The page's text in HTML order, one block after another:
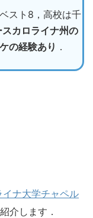
スト8，高校は千
カロライナ州の
の経験あり ．
ナ大学チャペル
介します．